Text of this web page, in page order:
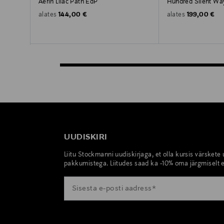
Aerin Lilac Path EdP
alates Original Price
144,00 €
Hundred Silent
alates Original Price
199,00 €
UUDISKIRI
Liitu Stockmanni uudiskirjaga, et olla kursis värskete
pakkumistega. Liitudes saad ka -10% oma järgmiselt